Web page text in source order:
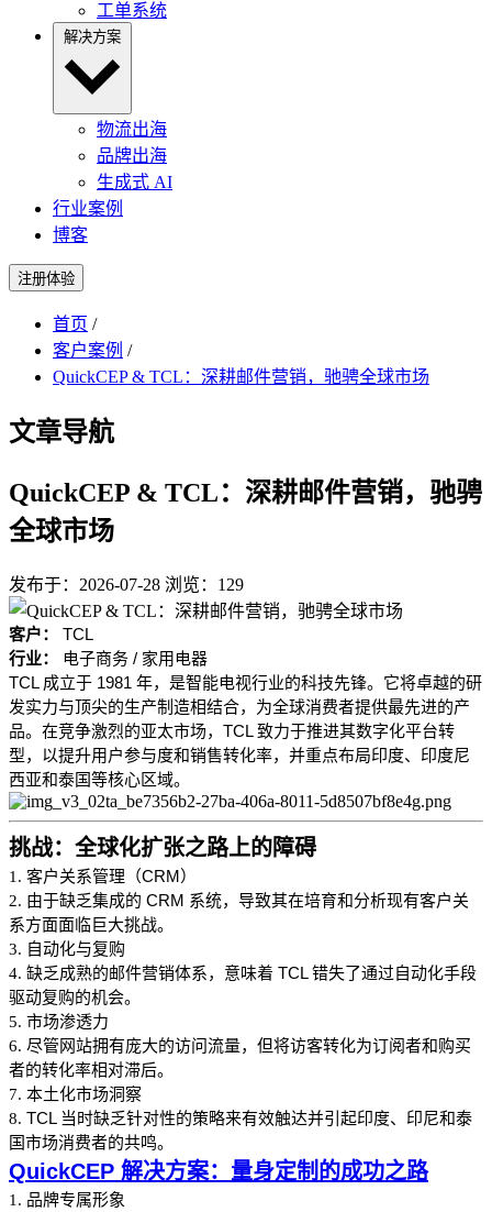
工单系统
解决方案
物流出海
品牌出海
生成式 AI
行业案例
博客
注册体验
首页 /
客户案例 /
QuickCEP & TCL：深耕邮件营销，驰骋全球市场
文章导航
QuickCEP & TCL：深耕邮件营销，驰骋
全球市场
发布于：2026-07-28 浏览：129
客户：
TCL
行业：
电子商务 / 家用电器
TCL 成立于 1981 年，是智能电视行业的科技先锋。它将卓越的研
发实力与顶尖的生产制造相结合，为全球消费者提供最先进的产
品。在竞争激烈的亚太市场，TCL 致力于推进其数字化平台转
型，以提升用户参与度和销售转化率，并重点布局印度、印度尼
西亚和泰国等核心区域。
挑战：全球化扩张之路上的障碍
1. 客户关系管理（CRM）
2. 由于缺乏集成的 CRM 系统，导致其在培育和分析现有客户关
系方面面临巨大挑战。
3. 自动化与复购
4. 缺乏成熟的邮件营销体系，意味着 TCL 错失了通过自动化手段
驱动复购的机会。
5. 市场渗透力
6. 尽管网站拥有庞大的访问流量，但将访客转化为订阅者和购买
者的转化率相对滞后。
7. 本土化市场洞察
8. TCL 当时缺乏针对性的策略来有效触达并引起印度、印尼和泰
国市场消费者的共鸣。
QuickCEP 解决方案：量身定制的成功之路
1. 品牌专属形象